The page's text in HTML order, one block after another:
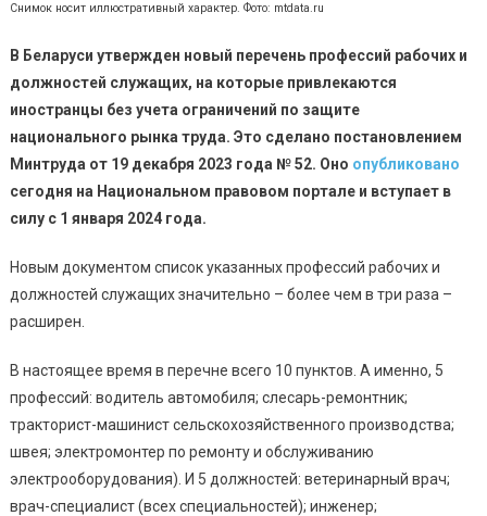
Снимок носит иллюстративный характер. Фото: mtdata.ru
В Беларуси утвержден новый перечень профессий рабочих и
должностей служащих, на которые привлекаются
иностранцы без учета ограничений по защите
национального рынка труда. Это сделано постановлением
Минтруда от 19 декабря 2023 года № 52. Оно опубликовано
сегодня на Национальном правовом портале и вступает в
силу с 1 января 2024 года.
Новым документом список указанных профессий рабочих и
должностей служащих значительно – более чем в три раза –
расширен.
В настоящее время в перечне всего 10 пунктов. А именно, 5
профессий: водитель автомобиля; слесарь-ремонтник;
тракторист-машинист сельскохозяйственного производства;
швея; электромонтер по ремонту и обслуживанию
электрооборудования). И 5 должностей: ветеринарный врач;
врач-специалист (всех специальностей); инженер;